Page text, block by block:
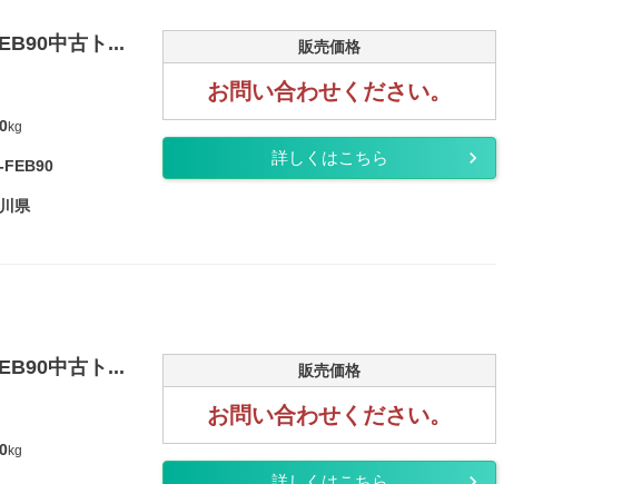
中古ト...
kg
FEB90
県
販売価格
お問い合わせください。
詳しくはこちら
中古ト...
kg
販売価格
お問い合わせください。